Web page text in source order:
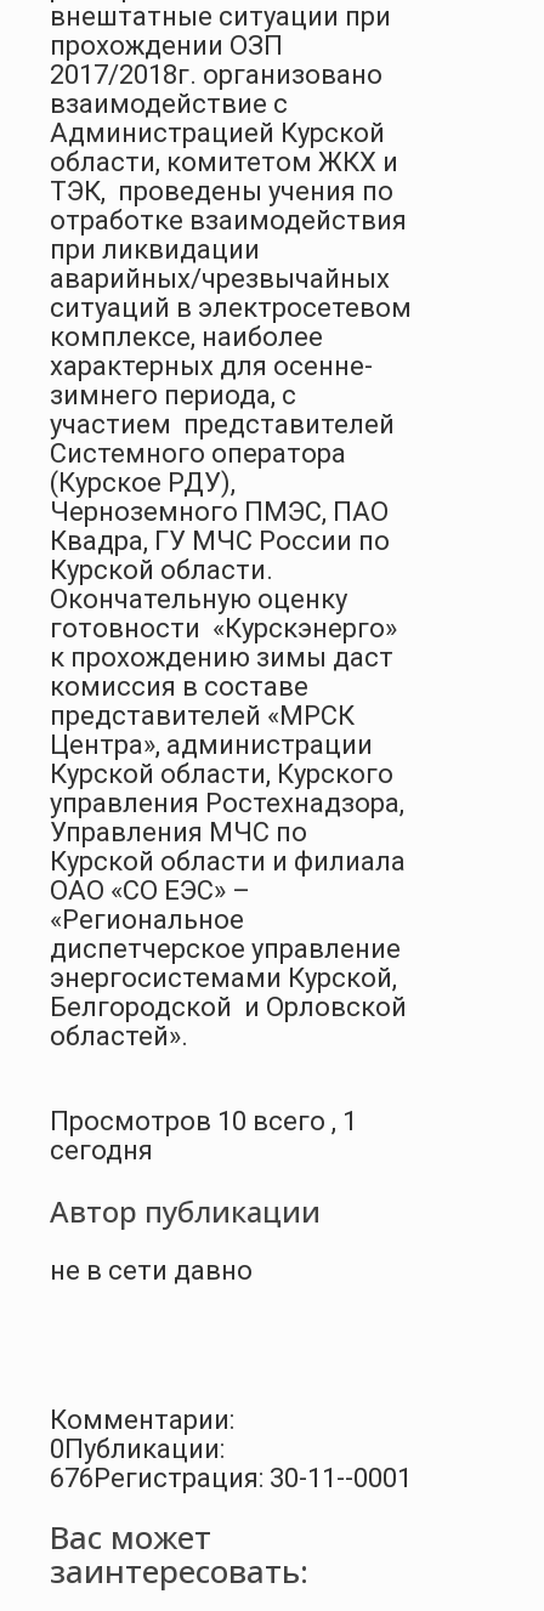
внештатные ситуации при
прохождении ОЗП
2017/2018г. организовано
взаимодействие с
Администрацией Курской
области, комитетом ЖКХ и
ТЭК, проведены учения по
отработке взаимодействия
при ликвидации
аварийных/чрезвычайных
ситуаций в электросетевом
комплексе, наиболее
характерных для осенне-
зимнего периода, с
участием представителей
Системного оператора
(Курское РДУ),
Черноземного ПМЭС, ПАО
Квадра, ГУ МЧС России по
Курской области.
Окончательную оценку
готовности «Курскэнерго»
к прохождению зимы даст
комиссия в составе
представителей «МРСК
Центра», администрации
Курской области, Курского
управления Ростехнадзора,
Управления МЧС по
Курской области и филиала
ОАО «СО ЕЭС» –
«Региональное
диспетчерское управление
энергосистемами Курской,
Белгородской и Орловской
областей».
Просмотров 10 всего , 1
сегодня
Автор публикации
не в сети давно
Комментарии:
0 Публикации:
676 Регистрация: 30-11--0001
Вас может
заинтересовать: